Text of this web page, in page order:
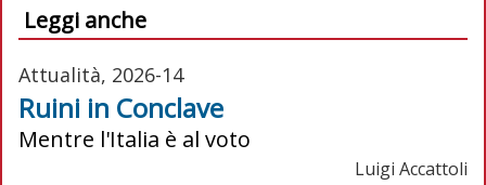
Leggi anche
Attualità, 2026-14
Ruini in Conclave
Mentre l'Italia è al voto
Luigi Accattoli